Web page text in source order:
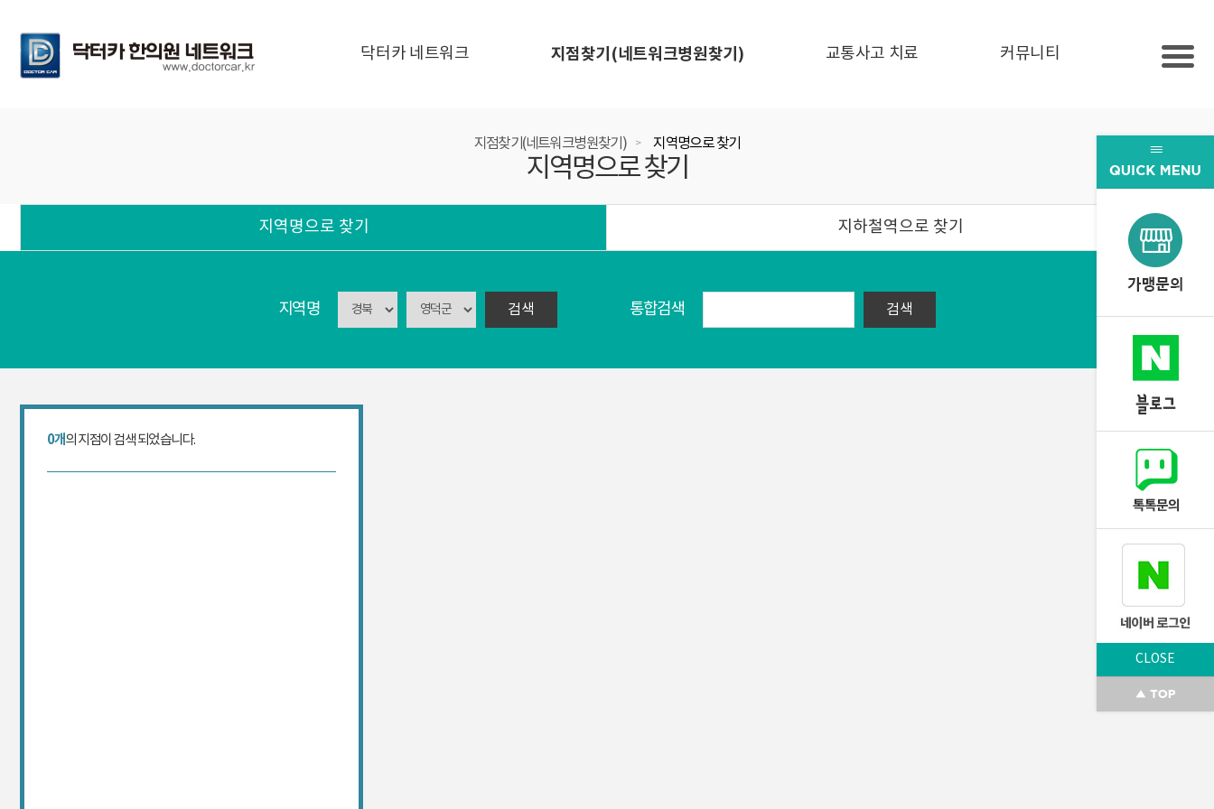
CLOSE
닥터카 네트워크 지점찾기(네트워크병원찾기) 교통사고 치료 커뮤니티
지점찾기(네트워크병원찾기) > 지역명으로 찾기
지역명으로 찾기
지역명으로 찾기 지하철역으로 찾기
지역명 통합검색
0개의 지점이 검색 되었습니다.